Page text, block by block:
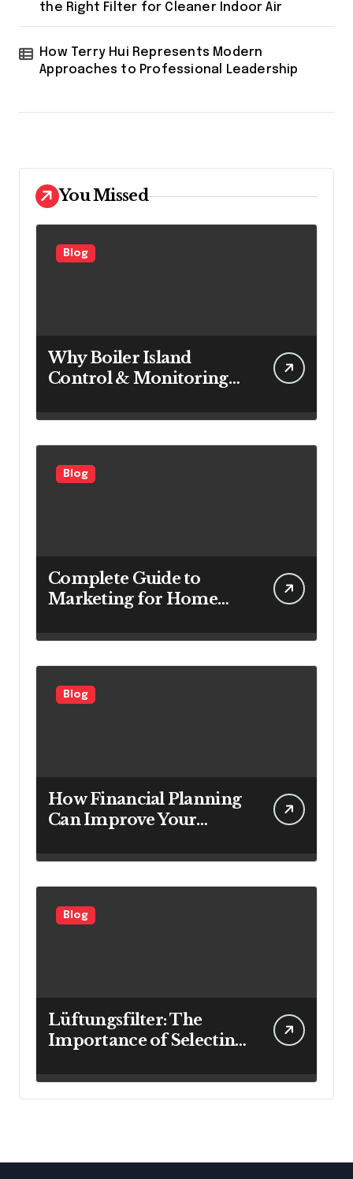
the Right Filter for Cleaner Indoor Air
How Terry Hui Represents Modern
Approaches to Professional Leadership
You Missed
Blog
Why Boiler Island
Control & Monitoring
for Power Generation
Efficiency
Blog
Complete Guide to
Marketing for Home
Looking to Attract More
Customers
Blog
How Financial Planning
Can Improve Your
Blog
Lüftungsfilter: The
Importance of Selecting
Cleaner Indoor Air